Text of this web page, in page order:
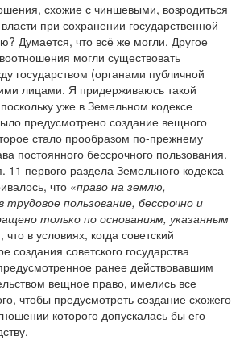
схожие с чиншевыми, возродиться
при сохранении государственной
Думается, что всё же могли. Другое
могли существовать
государством (органами публичной
лицами. Я придерживаюсь такой
уже в Земельном кодексе
предусмотрено создание вещного
стало прообразом по-прежнему
постоянного бессрочного пользования.
11 первого раздела Земельного кодекса
что «право на землю,
пользование, бессрочно и
только по основаниям, указанным
в условиях, когда советский
создания советского государства
ранее действовавшим
вещное право, имелись все
чтобы предусмотреть создание схожего
которого допускалась бы его